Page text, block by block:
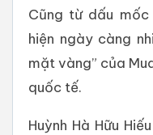
Cũng từ dấu
hiện ngày càng
mặt vàng” của
quốc tế.
Huỳnh Hà Hữu